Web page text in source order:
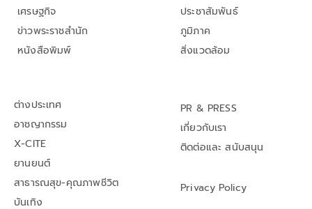
เศรษฐกิจ
ข่าวพระราชสำนัก
หนังสือพิมพ์
ประชาสัมพันธ์
ภูมิภาค
สิ่งแวดล้อม
ต่างประเทศ
อาชญากรรม
X-CITE
ยานยนต์
สาธารณสุข-คุณภาพชีวิต
บันเทิง
PR & PRESS
เกี่ยวกับเรา
ติดต่อและ สนับสนุน
Privacy Policy